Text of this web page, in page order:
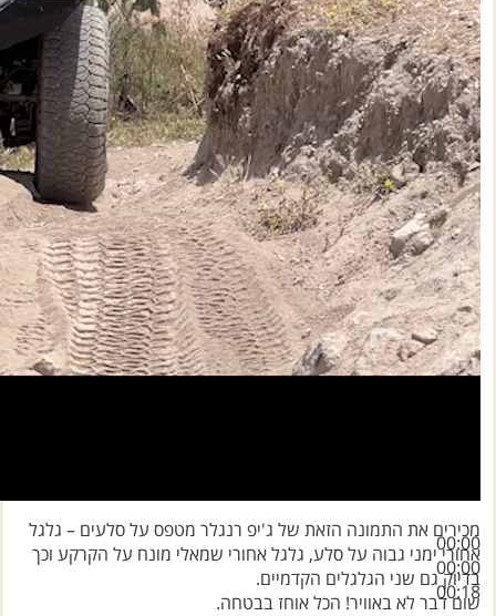
00:00
00:00
00:18
מכירים את התמונה הזאת של ג'יפ רנגלר מטפס על סלעים – גלגל
אחורי ימני גבוה על סלע, גלגל אחורי שמאלי מונח על הקרקע וכך
בדיוק גם שני הגלגלים הקדמיים.
שום דבר לא באוויר! הכל אוחז בבטחה.